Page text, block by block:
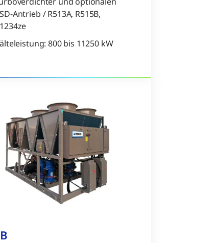
Antrieb / R513A, R515B,
800 bis 11250 kW